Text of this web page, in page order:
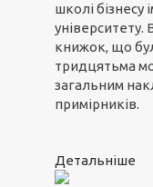
школі бізнесу
університету.
книжок, що
тридцятьма
загальним
примірників.
Детальніше